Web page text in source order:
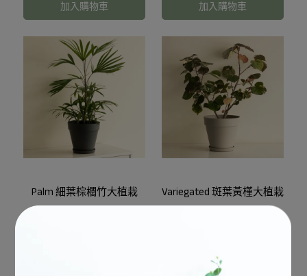
加入購物車 加入購物車
Palm 細葉棕櫚竹大植栽 Variegated 斑葉黃槿大植栽